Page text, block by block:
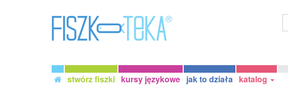
stwórz fiszki kursy językowe jak to działa katalog